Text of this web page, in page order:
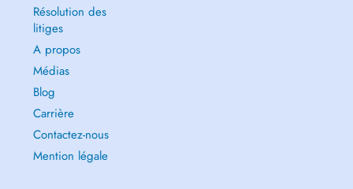
Résolution des
litiges
A propos
Médias
Blog
Carrière
Contactez-nous
Mention légale